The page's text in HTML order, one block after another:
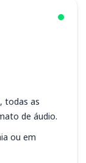
todas as
de áudio.
ou em